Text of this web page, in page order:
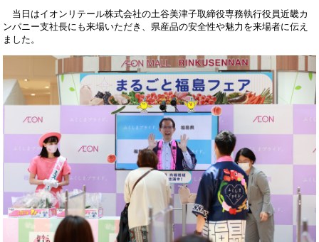
当日はイオンリテール株式会社の土谷美津子取締役専務執行役員近畿カ
ンパニー支社長にも来場いただき、県産品の安全性や魅力を来場者に伝え
ました。